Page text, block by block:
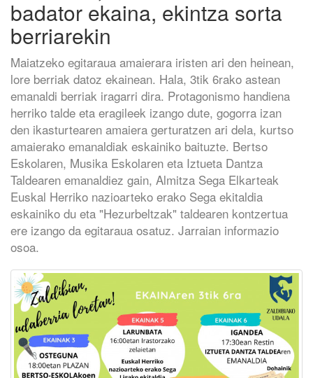
badator ekaina, ekintza sorta
berriarekin
Maiatzeko egitaraua amaierara iristen ari den heinean,
lore berriak datoz ekainean. Hala, 3tik 6rako astean
emanaldi berriak iragarri dira. Protagonismo handiena
herriko talde eta eragileek izango dute, gogorra izan
den ikasturtearen amaiera gerturatzen ari dela, kurtso
amaierako emanaldiak eskainiko baituzte. Bertso
Eskolaren, Musika Eskolaren eta Iztueta Dantza
Taldearen emanaldiez gain, Almitza Sega Elkarteak
Euskal Herriko nazioarteko erako Sega ekitaldia
eskainiko du eta "Hezurbeltzak" taldearen kontzertua
ere izango da egitaraua osatuz. Jarraian informazio
osoa.